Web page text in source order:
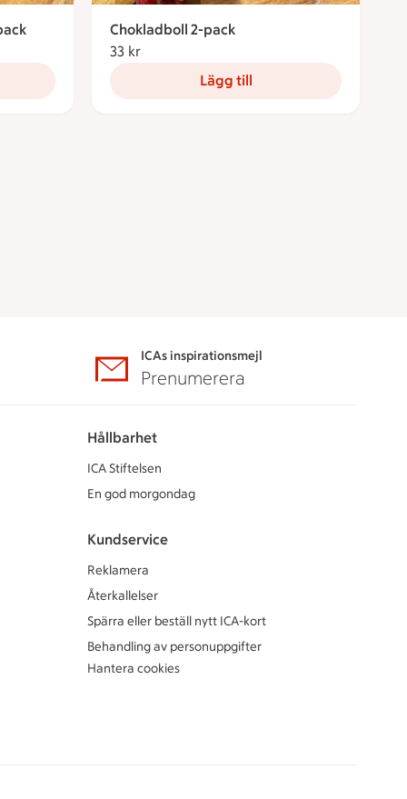
Chokladboll 2-pack
33 kr
Lägg till
ICAs inspirationsmejl
Prenumerera
Hållbarhet
ICA Stiftelsen
En god morgondag
Kundservice
Reklamera
Återkallelser
Spärra eller beställ nytt ICA-kort
Behandling av personuppgifter
Hantera cookies